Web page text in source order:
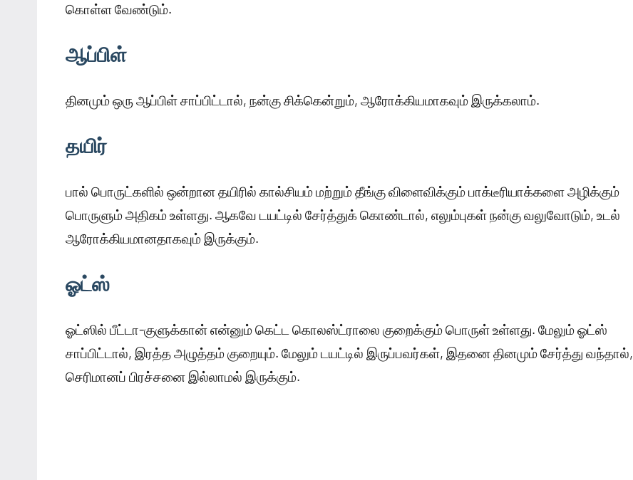
கொள்ள வேண்டும்.
ஆப்பிள்
தினமும் ஒரு ஆப்பிள் சாப்பிட்டால், நன்கு சிக்கென்றும், ஆரோக்கியமாகவும் இருக்கலாம்.
தயிர்
பால் பொருட்களில் ஒன்றான தயிரில் கால்சியம் மற்றும் தீங்கு விளைவிக்கும் பாக்டீரியாக்களை அழிக்கும்
பொருளும் அதிகம் உள்ளது. ஆகவே டயட்டில் சேர்த்துக் கொண்டால், எலும்புகள் நன்கு வலுவோடும், உடல்
ஆரோக்கியமானதாகவும் இருக்கும்.
ஓட்ஸ்
ஓட்ஸில் பீட்டா-குளுக்கான் என்னும் கெட்ட கொலஸ்ட்ராலை குறைக்கும் பொருள் உள்ளது. மேலும் ஓட்ஸ்
சாப்பிட்டால், இரத்த அழுத்தம் குறையும். மேலும் டயட்டில் இருப்பவர்கள், இதனை தினமும் சேர்த்து வந்தால்,
செரிமானப் பிரச்சனை இல்லாமல் இருக்கும்.